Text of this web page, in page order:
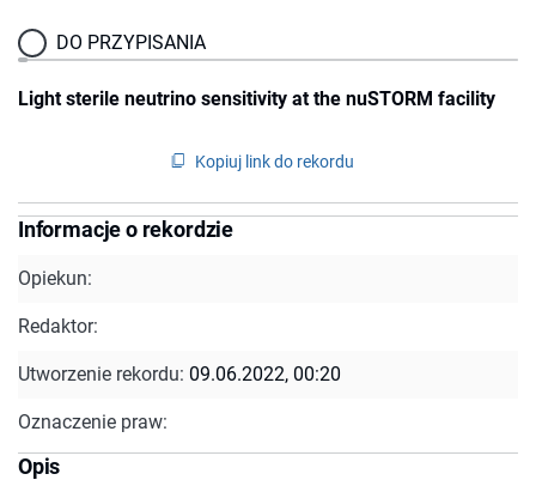
DO PRZYPISANIA
Light sterile neutrino sensitivity at the nuSTORM facility
Kopiuj link do rekordu
Informacje o rekordzie
Opiekun:
Redaktor:
Utworzenie rekordu: 09.06.2022, 00:20
Oznaczenie praw:
Opis